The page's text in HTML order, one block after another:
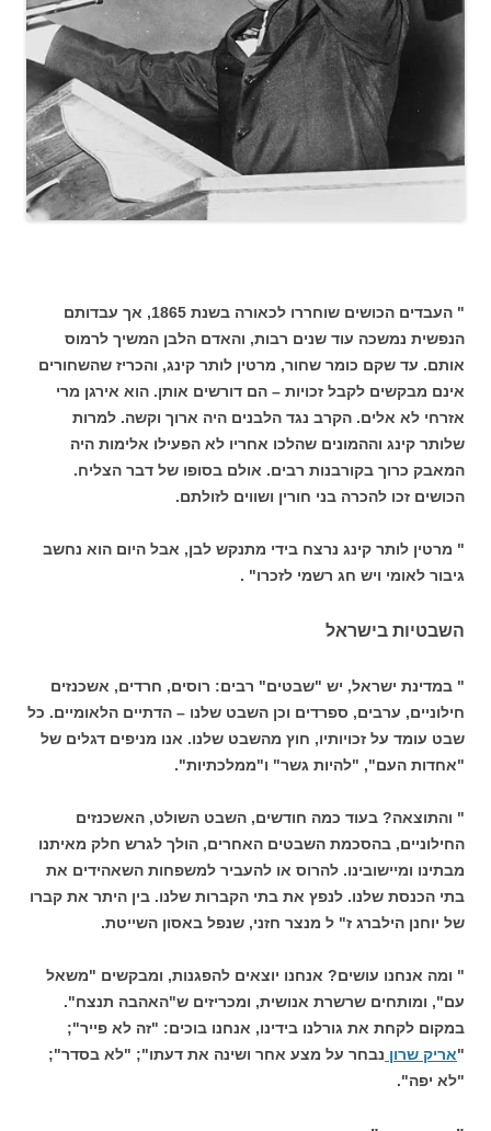
" העבדים הכושים שוחררו לכאורה בשנת 1865, אך עבדותם
הנפשית נמשכה עוד שנים רבות, והאדם הלבן המשיך לרמוס
אותם. עד שקם כומר שחור, מרטין לותר קינג, והכריז שהשחורים
אינם מבקשים לקבל זכויות – הם דורשים אותן. הוא אירגן מרי
אזרחי לא אלים. הקרב נגד הלבנים היה ארוך וקשה. למרות
שלותר קינג וההמונים שהלכו אחריו לא הפעילו אלימות היה
המאבק כרוך בקורבנות רבים. אולם בסופו של דבר הצליח.
הכושים זכו להכרה בני חורין ושווים לזולתם.
" מרטין לותר קינג נרצח בידי מתנקש לבן, אבל היום הוא נחשב
גיבור לאומי ויש חג רשמי לזכרו" .
השבטיות בישראל
" במדינת ישראל, יש "שבטים" רבים: רוסים, חרדים, אשכנזים
חילוניים, ערבים, ספרדים וכן השבט שלנו – הדתיים הלאומיים. כל
שבט עומד על זכויותיו, חוץ מהשבט שלנו. אנו מניפים דגלים של
"אחדות העם", "להיות גשר" ו"ממלכתיות".
" והתוצאה? בעוד כמה חודשים, השבט השולט, האשכנזים
החילוניים, בהסכמת השבטים האחרים, הולך לגרש חלק מאיתנו
מבתינו ומיישובינו. להרוס או להעביר למשפחות השאהידים את
בתי הכנסת שלנו. לנפץ את בתי הקברות שלנו. בין היתר את קברו
של יוחנן הילברג ז" ל מנצר חזני, שנפל באסון השייטת.
" ומה אנחנו עושים? אנחנו יוצאים להפגנות, ומבקשים "משאל
עם", ומותחים שרשרת אנושית, ומכריזים ש"האהבה תנצח".
במקום לקחת את גורלנו בידינו, אנחנו בוכים: "זה לא פייר";
"אריק שרון נבחר על מצע אחר ושינה את דעתו"; "לא בסדר";
"לא יפה".